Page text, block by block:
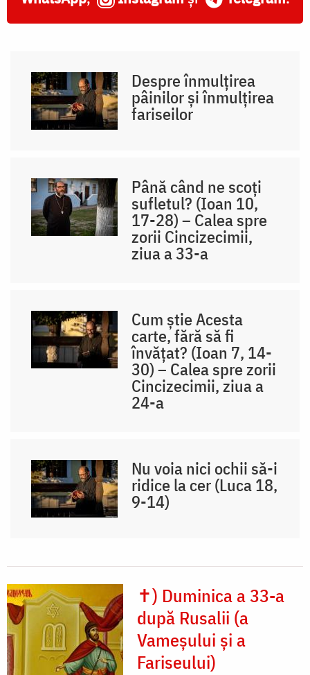
Despre înmulțirea
pâinilor și înmulțirea
fariseilor
Până când ne scoți
sufletul? (Ioan 10,
17-28) – Calea spre
zorii Cincizecimii,
ziua a 33-a
Cum știe Acesta
carte, fără să fi
învățat? (Ioan 7, 14-
30) – Calea spre zorii
Cincizecimii, ziua a
24-a
Nu voia nici ochii să-i
ridice la cer (Luca 18,
9-14)
✝) Duminica a 33-a
după Rusalii (a
Vameșului și a
Fariseului)